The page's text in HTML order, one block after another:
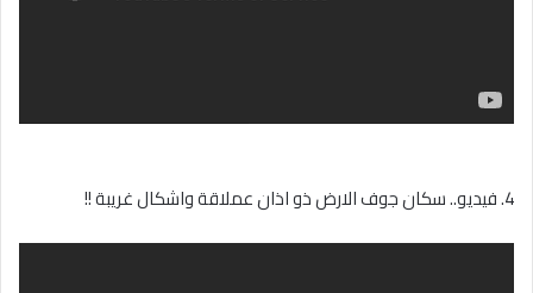
4. فيديو.. سكان جوف الارض ذو اذان عملاقة واشكال غريبة !!